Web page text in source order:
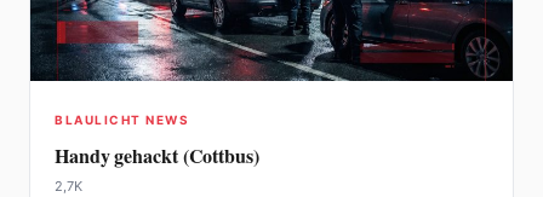
BLAULICHT NEWS
Handy gehackt (Cottbus)
2,7K